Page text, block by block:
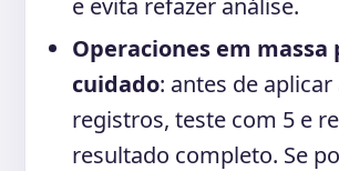
Operaciones em massa
cuidado: antes de aplicar
registros, teste com 5 e
resultado completo. Se